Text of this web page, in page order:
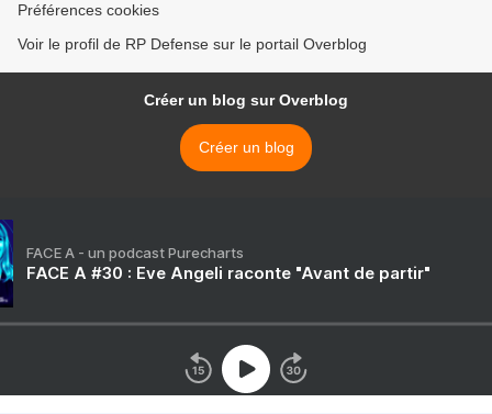
Préférences cookies
Voir le profil de RP Defense sur le portail Overblog
Créer un blog sur Overblog
Créer un blog
FACE A - un podcast Purecharts
FACE A #30 : Eve Angeli raconte "Avant de partir"